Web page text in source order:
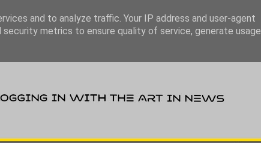
and to analyze traffic. Your IP address and user-agent
metrics to ensure quality of service, generate usage